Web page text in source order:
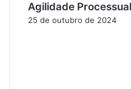
Agilidade Processual
25 de outubro de 2024